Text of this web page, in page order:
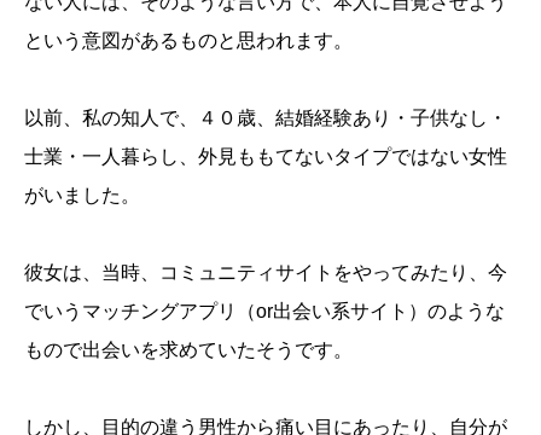
という意図があるものと思われます。
以前、私の知人で、４０歳、結婚経験あり・子供なし・
士業・一人暮らし、外見ももてないタイプではない女性
がいました。
彼女は、当時、コミュニティサイトをやってみたり、今
でいうマッチングアプリ（or出会い系サイト）のような
もので出会いを求めていたそうです。
しかし、目的の違う男性から痛い目にあったり、自分が